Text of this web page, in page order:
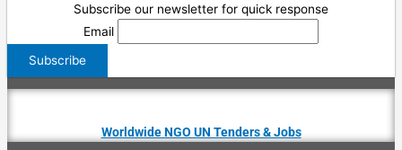
Subscribe our newsletter for quick response
Email
Worldwide NGO UN Tenders & Jobs